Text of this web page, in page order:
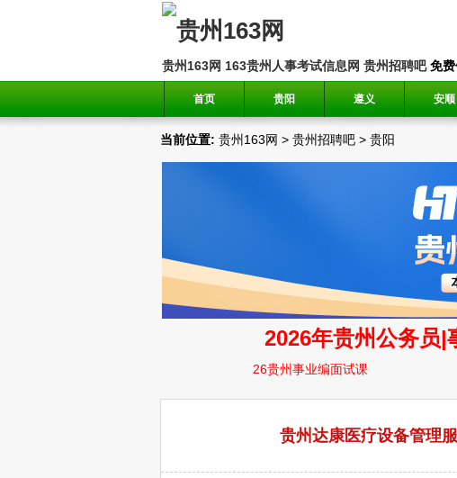
贵州163网 163贵州人事考试信息网 贵州招聘吧免费
首页 贵阳 遵义 安顺
当前位置: 贵州163网 > 贵州招聘吧 > 贵阳
贵州达康医疗设备管理